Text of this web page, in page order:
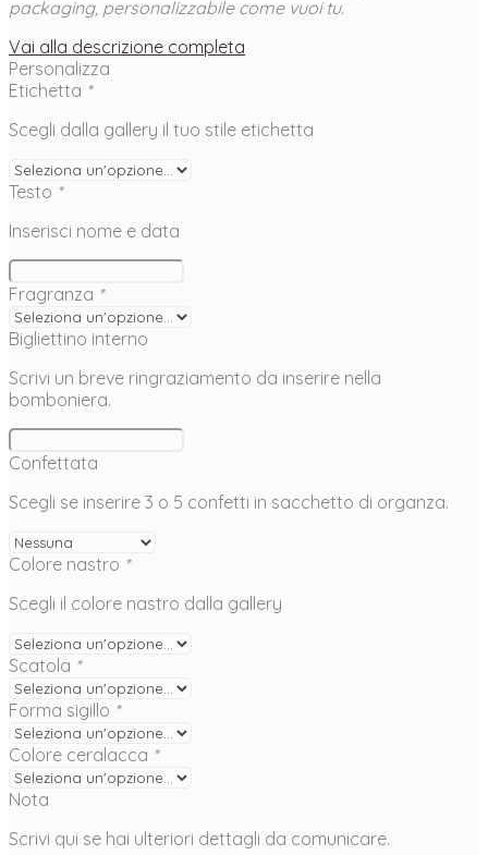
packaging, personalizzabile come vuoi tu.
Vai alla descrizione completa
Personalizza
Etichetta *
Scegli dalla gallery il tuo stile etichetta
Testo *
Inserisci nome e data
Fragranza *
Bigliettino interno
Scrivi un breve ringraziamento da inserire nella
bomboniera.
Confettata
Scegli se inserire 3 o 5 confetti in sacchetto di organza.
Colore nastro *
Scegli il colore nastro dalla gallery
Scatola *
Forma sigillo *
Colore ceralacca *
Nota
Scrivi qui se hai ulteriori dettagli da comunicare.